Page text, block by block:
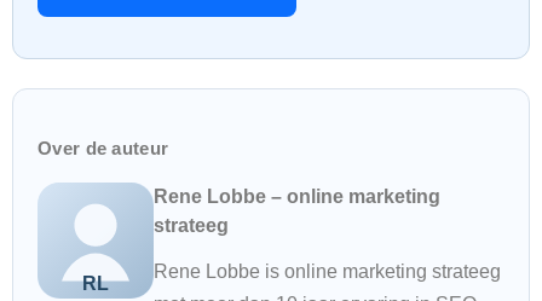
Over de auteur
Rene Lobbe – online marketing
strateeg
Rene Lobbe is online marketing strateeg